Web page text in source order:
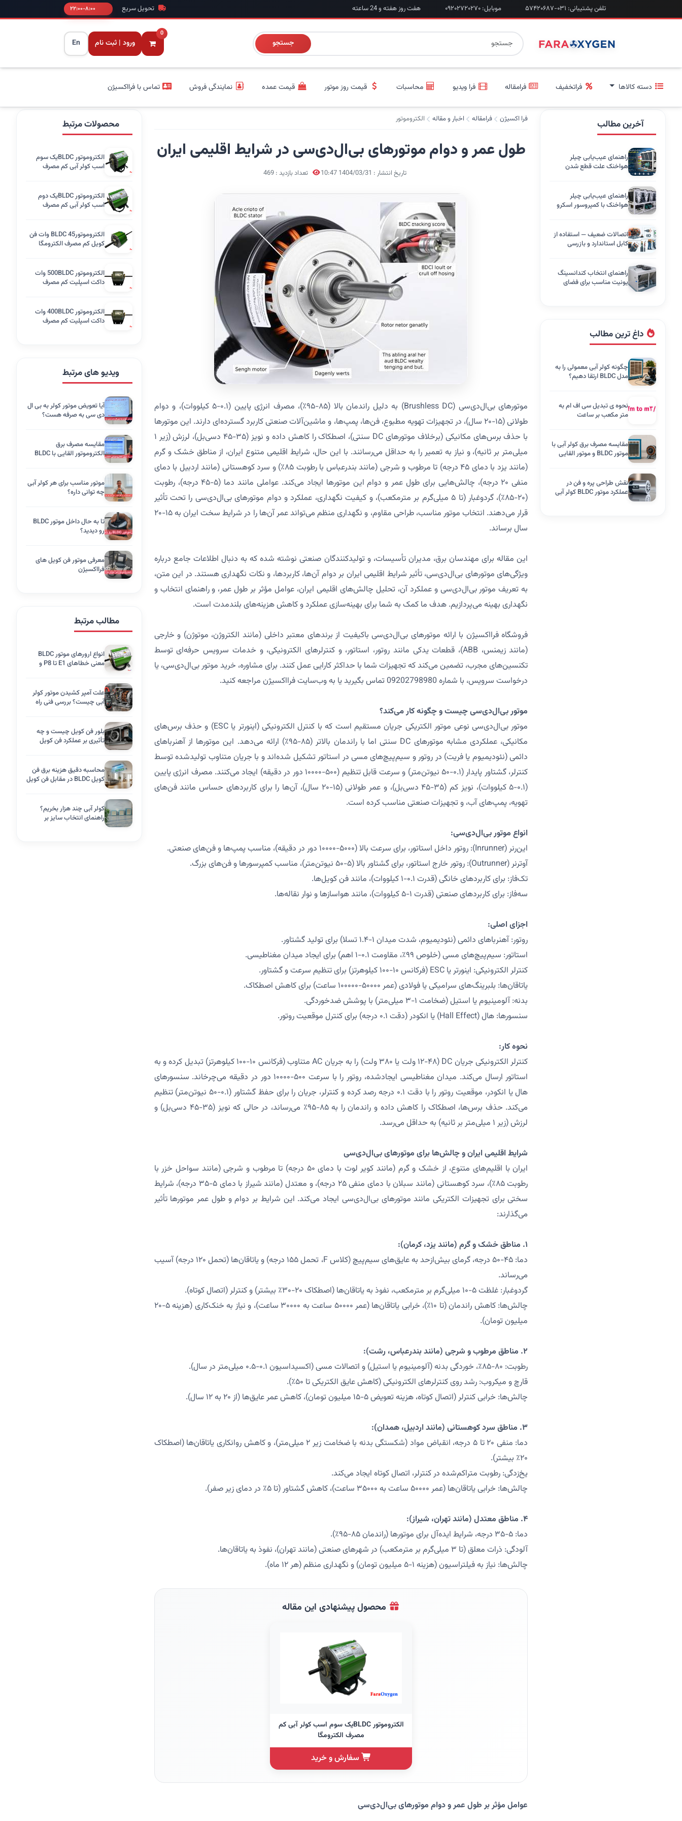
تلفن پشتیبانی: ۰۳۱-۵۷۴۲۰۶۸۷ موبایل: ۰۹۲۰۲۷۲۰۲۷۰ هفت روز هفته و 24 ساعته تحویل سریع
جستجو
0
ورود | ثبت نام En
دسته کالاها فراتخفیف فرامقاله فرا ویدیو محاسبات قیمت روز موتور قیمت عمده نمایندگی فروش تماس با فرااکسیژن
آخرین مطالب
راهنمای عیب‌یابی چیلر
هواخنک علت قطع شدن
راهنمای عیب‌یابی چیلر
هواخنک با کمپروسور اسکرو
اتصالات ضعیف — استفاده از
کابل استاندارد و بازرسی
راهنمای انتخاب کندانسینگ
یونیت مناسب برای فضای
داغ ترین مطالب
چگونه کولر آبی معمولی را به
مدل BLDC ارتقا دهیم؟
نحوه ی تبدیل سی اف ام به
متر مکعب بر ساعت
مقایسه مصرف برق کولر آبی با
موتور BLDC و موتور القایی
نقش طراحی پره و فن در
عملکرد موتور BLDC کولر آبی
فرا اکسیژن فرامقاله اخبار و مقاله الکتروموتور
طول عمر و دوام موتورهای بی‌ال‌دی‌سی در شرایط اقلیمی ایران
تاریخ انتشار : 1404/03/31 10:47 تعداد بازدید : 469
موتورهای بی‌ال‌دی‌سی (Brushless DC) به دلیل راندمان بالا (۸۵-۹۵٪)، مصرف انرژی پایین (۰.۱-۵ کیلووات)، و دوام
طولانی (۱۵-۲۰ سال)، در تجهیزات تهویه مطبوع، فن‌ها، پمپ‌ها، و ماشین‌آلات صنعتی کاربرد گسترده‌ای دارند. این موتورها
با حذف برس‌های مکانیکی (برخلاف موتورهای DC سنتی)، اصطکاک را کاهش داده و نویز (۳۵-۴۵ دسی‌بل)، لرزش (زیر ۱
میلی‌متر بر ثانیه)، و نیاز به تعمیر را به حداقل می‌رسانند. با این حال، شرایط اقلیمی متنوع ایران، از مناطق خشک و گرم
(مانند یزد با دمای ۴۵ درجه) تا مرطوب و شرجی (مانند بندرعباس با رطوبت ۸۵٪) و سرد کوهستانی (مانند اردبیل با دمای
منفی ۲۰ درجه)، چالش‌هایی برای طول عمر و دوام این موتورها ایجاد می‌کند. عواملی مانند دما (۵-۴۵ درجه)، رطوبت
(۲۰-۸۵٪)، گردوغبار (تا ۵ میلی‌گرم بر مترمکعب)، و کیفیت نگهداری، عملکرد و دوام موتورهای بی‌ال‌دی‌سی را تحت تأثیر
قرار می‌دهند. انتخاب موتور مناسب، طراحی مقاوم، و نگهداری منظم می‌تواند عمر آن‌ها را در شرایط سخت ایران به ۱۵-۲۰
سال برساند.
این مقاله برای مهندسان برق، مدیران تأسیسات، و تولیدکنندگان صنعتی نوشته شده که به دنبال اطلاعات جامع درباره
ویژگی‌های موتورهای بی‌ال‌دی‌سی، تأثیر شرایط اقلیمی ایران بر دوام آن‌ها، کاربردها، و نکات نگهداری هستند. در این متن،
به تعریف موتور بی‌ال‌دی‌سی و عملکرد آن، تحلیل چالش‌های اقلیمی ایران، عوامل مؤثر بر طول عمر، و راهنمای انتخاب و
نگهداری بهینه می‌پردازیم. هدف ما کمک به شما برای بهینه‌سازی عملکرد و کاهش هزینه‌های بلندمدت است.
فروشگاه فرااکسیژن با ارائه موتورهای بی‌ال‌دی‌سی باکیفیت از برندهای معتبر داخلی (مانند الکتروژن، موتوژن) و خارجی
(مانند زیمنس، ABB)، قطعات یدکی مانند روتور، استاتور، و کنترلرهای الکترونیکی، و خدمات سرویس حرفه‌ای توسط
تکنسین‌های مجرب، تضمین می‌کند که تجهیزات شما با حداکثر کارایی عمل کنند. برای مشاوره، خرید موتور بی‌ال‌دی‌سی، یا
درخواست سرویس، با شماره 09202798980 تماس بگیرید یا به وب‌سایت فرااکسیژن مراجعه کنید.
موتور بی‌ال‌دی‌سی چیست و چگونه کار می‌کند؟
موتور بی‌ال‌دی‌سی نوعی موتور الکتریکی جریان مستقیم است که با کنترل الکترونیکی (اینورتر یا ESC) و حذف برس‌های
مکانیکی، عملکردی مشابه موتورهای DC سنتی اما با راندمان بالاتر (۸۵-۹۵٪) ارائه می‌دهد. این موتورها از آهنرباهای
دائمی (نئودیمیوم یا فریت) در روتور و سیم‌پیچ‌های مسی در استاتور تشکیل شده‌اند و با جریان متناوب تولیدشده توسط
کنترلر، گشتاور پایدار (۰.۱-۵۰ نیوتن‌متر) و سرعت قابل تنظیم (۵۰۰-۱۰۰۰۰ دور در دقیقه) ایجاد می‌کنند. مصرف انرژی پایین
(۰.۱-۵ کیلووات)، نویز کم (۳۵-۴۵ دسی‌بل)، و عمر طولانی (۱۵-۲۰ سال)، آن‌ها را برای کاربردهای حساس مانند فن‌های
تهویه، پمپ‌های آب، و تجهیزات صنعتی مناسب کرده است.
انواع موتور بی‌ال‌دی‌سی:
این‌رنر (Inrunner): روتور داخل استاتور، برای سرعت بالا (۵۰۰۰-۱۰۰۰۰ دور در دقیقه)، مناسب پمپ‌ها و فن‌های صنعتی.
آوترنر (Outrunner): روتور خارج استاتور، برای گشتاور بالا (۵-۵۰ نیوتن‌متر)، مناسب کمپرسورها و فن‌های بزرگ.
تک‌فاز: برای کاربردهای خانگی (قدرت ۰.۱-۱ کیلووات)، مانند فن کویل‌ها.
سه‌فاز: برای کاربردهای صنعتی (قدرت ۱-۵ کیلووات)، مانند هواسازها و نوار نقاله‌ها.
اجزای اصلی:
روتور: آهنرباهای دائمی (نئودیمیوم، شدت میدان ۱-۱.۴ تسلا) برای تولید گشتاور.
استاتور: سیم‌پیچ‌های مسی (خلوص ۹۹٪، مقاومت ۰.۱-۱ اهم) برای ایجاد میدان مغناطیسی.
کنترلر الکترونیکی: اینورتر یا ESC (فرکانس ۱۰-۱۰۰ کیلوهرتز) برای تنظیم سرعت و گشتاور.
یاتاقان‌ها: بلبرینگ‌های سرامیکی یا فولادی (عمر ۵۰۰۰۰-۱۰۰۰۰۰ ساعت) برای کاهش اصطکاک.
بدنه: آلومینیوم یا استیل (ضخامت ۱-۳ میلی‌متر) با پوشش ضدخوردگی.
سنسورها: هال (Hall Effect) یا انکودر (دقت ۰.۱ درجه) برای کنترل موقعیت روتور.
نحوه کار:
کنترلر الکترونیکی جریان DC (۱۲-۴۸ ولت یا ۳۸۰ ولت) را به جریان AC متناوب (فرکانس ۱۰-۱۰۰ کیلوهرتز) تبدیل کرده و به
استاتور ارسال می‌کند. میدان مغناطیسی ایجادشده، روتور را با سرعت ۵۰۰-۱۰۰۰۰ دور در دقیقه می‌چرخاند. سنسورهای
هال یا انکودر، موقعیت روتور را با دقت ۰.۱ درجه رصد کرده و کنترلر، جریان را برای حفظ گشتاور (۰.۱-۵۰ نیوتن‌متر) تنظیم
می‌کند. حذف برس‌ها، اصطکاک را کاهش داده و راندمان را به ۸۵-۹۵٪ می‌رساند، در حالی که نویز (۳۵-۴۵ دسی‌بل) و
لرزش (زیر ۱ میلی‌متر بر ثانیه) به حداقل می‌رسد.
شرایط اقلیمی ایران و چالش‌ها برای موتورهای بی‌ال‌دی‌سی
ایران با اقلیم‌های متنوع، از خشک و گرم (مانند کویر لوت با دمای ۵۰ درجه) تا مرطوب و شرجی (مانند سواحل خزر با
رطوبت ۸۵٪)، سرد کوهستانی (مانند سبلان با دمای منفی ۲۵ درجه)، و معتدل (مانند شیراز با دمای ۵-۳۵ درجه)، شرایط
سختی برای تجهیزات الکتریکی مانند موتورهای بی‌ال‌دی‌سی ایجاد می‌کند. این شرایط بر دوام و طول عمر موتورها تأثیر
می‌گذارند:
۱. مناطق خشک و گرم (مانند یزد، کرمان):
دما: ۴۵-۵۰ درجه، گرمای بیش‌ازحد به عایق‌های سیم‌پیچ (کلاس F، تحمل ۱۵۵ درجه) و یاتاقان‌ها (تحمل ۱۲۰ درجه) آسیب
می‌رساند.
گردوغبار: غلظت ۵-۱۰ میلی‌گرم بر مترمکعب، نفوذ به یاتاقان‌ها (اصطکاک ۲۰-۳۰٪ بیشتر) و کنترلر (اتصال کوتاه).
چالش‌ها: کاهش راندمان (تا ۱۰٪)، خرابی یاتاقان‌ها (عمر ۵۰۰۰۰ ساعت به ۳۰۰۰۰ ساعت)، و نیاز به خنک‌کاری (هزینه ۵-۲۰
میلیون تومان).
۲. مناطق مرطوب و شرجی (مانند بندرعباس، رشت):
رطوبت: ۸۰-۸۵٪، خوردگی بدنه (آلومینیوم یا استیل) و اتصالات مسی (اکسیداسیون ۰.۱-۰.۵ میلی‌متر در سال).
قارچ و میکروب: رشد روی کنترلرهای الکترونیکی (کاهش عایق الکتریکی تا ۵۰٪).
چالش‌ها: خرابی کنترلر (اتصال کوتاه، هزینه تعویض ۵-۱۵ میلیون تومان)، کاهش عمر عایق‌ها (از ۲۰ به ۱۲ سال).
۳. مناطق سرد کوهستانی (مانند اردبیل، همدان):
دما: منفی ۲۰ تا ۵ درجه، انقباض مواد (شکستگی بدنه با ضخامت زیر ۲ میلی‌متر)، و کاهش روانکاری یاتاقان‌ها (اصطکاک
۲۰٪ بیشتر).
یخ‌زدگی: رطوبت متراکم‌شده در کنترلر، اتصال کوتاه ایجاد می‌کند.
چالش‌ها: خرابی یاتاقان‌ها (عمر ۵۰۰۰۰ ساعت به ۳۵۰۰۰ ساعت)، کاهش گشتاور (تا ۵٪ در دمای زیر صفر).
۴. مناطق معتدل (مانند تهران، شیراز):
دما: ۵-۳۵ درجه، شرایط ایده‌آل برای موتورها (راندمان ۸۵-۹۵٪).
آلودگی: ذرات معلق (تا ۳ میلی‌گرم بر مترمکعب) در شهرهای صنعتی (مانند تهران)، نفوذ به یاتاقان‌ها.
چالش‌ها: نیاز به فیلتراسیون (هزینه ۱-۵ میلیون تومان) و نگهداری منظم (هر ۱۲ ماه).
محصول پیشنهادی این مقاله
الکتروموتور BLDCیک سوم اسب کولر آبی کم
مصرف الکترومگا
سفارش و خرید
عوامل مؤثر بر طول عمر و دوام موتورهای بی‌ال‌دی‌سی
محصولات مرتبط
الکتروموتور BLDCیک سوم
اسب کولر آبی کم مصرف
الکتروموتور BLDCیک دوم
اسب کولر آبی کم مصرف
الکتروموتورBLDC 45 وات فن
کویل کم مصرف الکترومگا
الکتروموتور 500BLDC وات
داکت اسپلیت کم مصرف
الکتروموتور 400BLDC وات
داکت اسپلیت کم مصرف
ویدیو های مرتبط
آیا تعویض موتور کولر به بی ال
دی سی به صرفه هست؟
مقایسه مصرف برق
الکتروموتور القایی با BLDC
موتور مناسب برای هر کولر آبی
چه توانی داره؟
تا به حال داخل موتور BLDC
رو دیدید؟
معرفی موتور فن کویل های
فرااکسیژن
مطالب مرتبط
انواع ارورهای موتور BLDC
معنی خطاهای E1 تا P8 و
علت آمپر کشیدن موتور کولر
آبی چیست؟ بررسی فنی راه
بلور فن کویل چیست و چه
تأثیری بر عملکرد فن کویل
محاسبه دقیق هزینه برق فن
کویل BLDC در مقابل فن کویل
کولر آبی چند هزار بخریم؟
راهنمای انتخاب سایز بر